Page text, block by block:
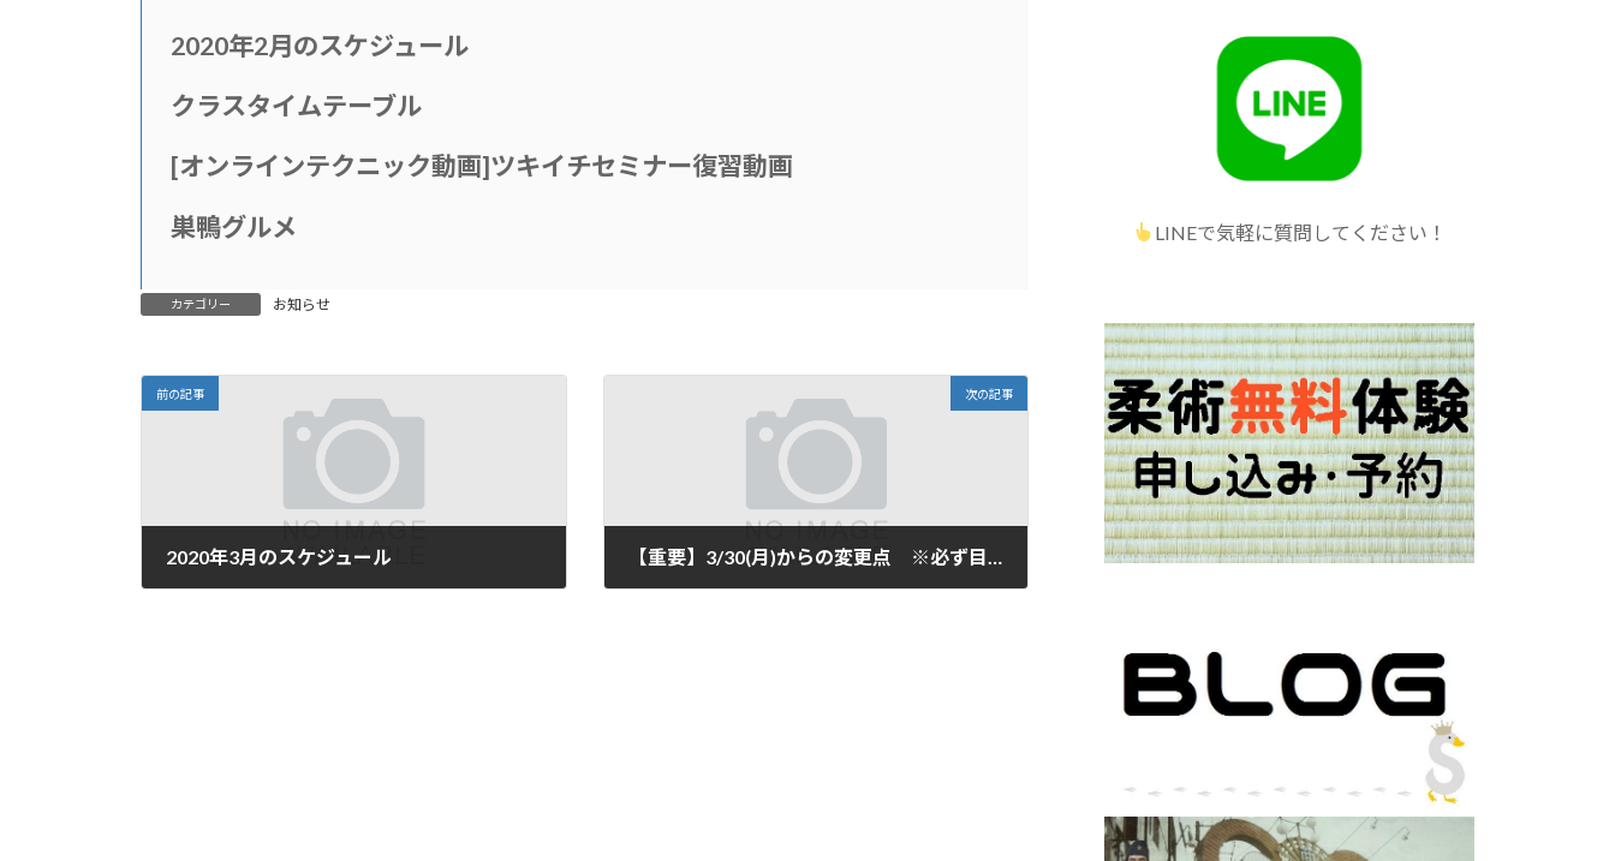
2020年2月のスケジュール
クラスタイムテーブル
[オンラインテクニック動画]ツキイチセミナー復習動画
巣鴨グルメ
カテゴリー お知らせ
前の記事
2020年3月のスケジュール
次の記事
【重要】3/30(月)からの変更点 ※必ず目を通してください。
LINEで気軽に質問してください！